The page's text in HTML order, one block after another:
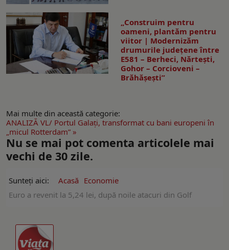
„Construim pentru
oameni, plantăm pentru
viitor | Modernizăm
drumurile județene între
E581 – Berheci, Nărtești,
Gohor – Corcioveni –
Brăhășești”
Mai multe din această categorie:
ANALIZĂ VL/ Portul Galaţi, transformat cu bani europeni în
„micul Rotterdam” »
Nu se mai pot comenta articolele mai
vechi de 30 zile.
Sunteți aici: Acasă Economie
Euro a revenit la 5,24 lei, după noile atacuri din Golf